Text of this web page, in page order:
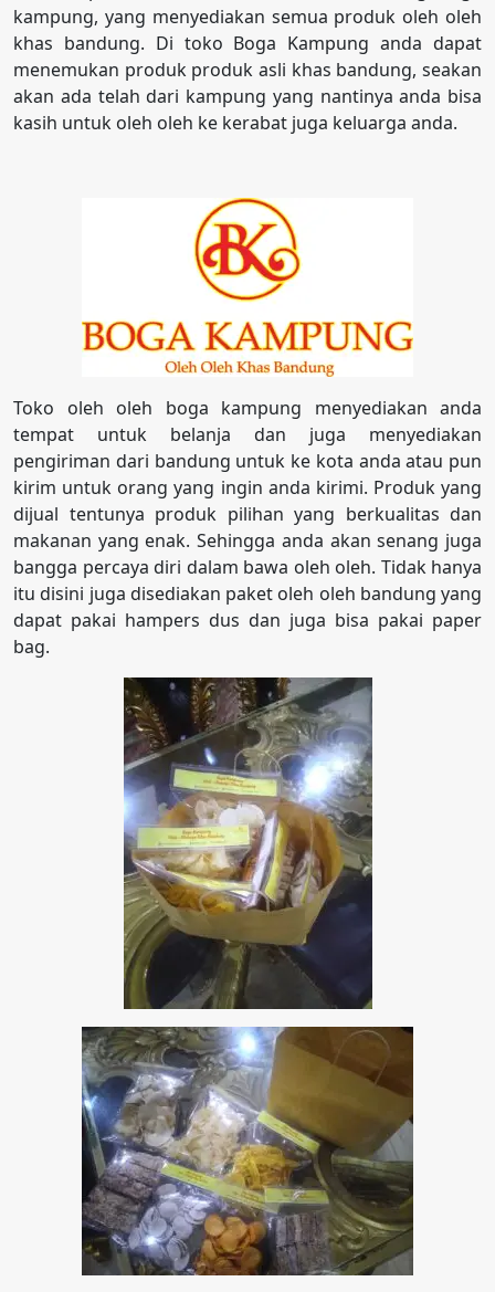
kampung, yang menyediakan semua produk oleh oleh
khas bandung. Di toko Boga Kampung anda dapat
menemukan produk produk asli khas bandung, seakan
akan ada telah dari kampung yang nantinya anda bisa
kasih untuk oleh oleh ke kerabat juga keluarga anda.
Toko oleh oleh boga kampung menyediakan anda
tempat untuk belanja dan juga menyediakan
pengiriman dari bandung untuk ke kota anda atau pun
kirim untuk orang yang ingin anda kirimi. Produk yang
dijual tentunya produk pilihan yang berkualitas dan
makanan yang enak. Sehingga anda akan senang juga
bangga percaya diri dalam bawa oleh oleh. Tidak hanya
itu disini juga disediakan paket oleh oleh bandung yang
dapat pakai hampers dus dan juga bisa pakai paper
bag.